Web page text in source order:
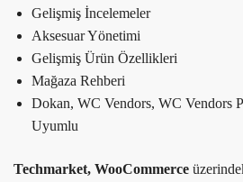
Gelişmiş İncelemeler
Aksesuar Yönetimi
Gelişmiş Ürün Özellikleri
Mağaza Rehberi
Dokan, WC Vendors, WC Vendors
Uyumlu
Techmarket, WooCommerce